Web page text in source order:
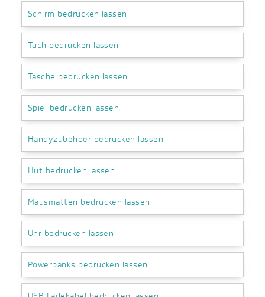
Schirm bedrucken lassen
Tuch bedrucken lassen
Tasche bedrucken lassen
Spiel bedrucken lassen
Handyzubehoer bedrucken lassen
Hut bedrucken lassen
Mausmatten bedrucken lassen
Uhr bedrucken lassen
Powerbanks bedrucken lassen